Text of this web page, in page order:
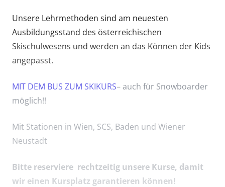
Unsere Lehrmethoden sind am neuesten
Ausbildungsstand des österreichischen
Skischulwesens und werden an das Können der Kids
angepasst.
MIT DEM BUS ZUM SKIKURS– auch für Snowboarder
möglich!!
Mit Stationen in Wien, SCS, Baden und Wiener
Neustadt
Bitte reserviere rechtzeitig unsere Kurse, damit
wir einen Kursplatz garantieren können!